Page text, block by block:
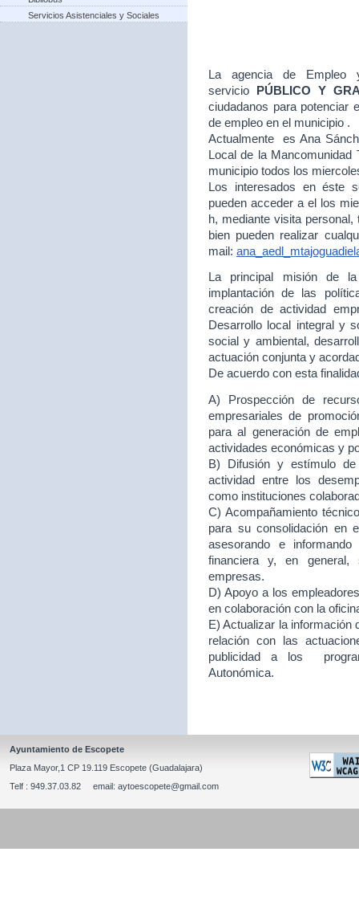
Servicios Asistenciales y Sociales
La agencia de Empleo
servicio
PÚBLICO Y
ciudadanos para potenciar
de empleo en el municipio .
Actualmente es Ana
Local de la Mancomunidad
municipio todos los
Los interesados en éste
pueden acceder a el los
h, mediante visita
bien pueden realizar
mail:
La principal misión de
implantación de las
creación de actividad
Desarrollo local integral y
social y ambiental,
actuación conjunta y
De acuerdo con esta
A) Prospección de
empresariales de
para al generación de
actividades económicas y
B) Difusión y estímulo de
actividad entre los
como instituciones
C) Acompañamiento
para su consolidación en
asesorando e
financiera y, en
empresas.
D) Apoyo a los
en colaboración con la
E) Actualizar la información
relación con las
publicidad a los
Autonómica.
Ayuntamiento de Escopete
Plaza Mayor,1 CP 19.119 Escopete (Guadalajara)
Telf : 949.37.03.82 email: aytoescopete@gmail.com